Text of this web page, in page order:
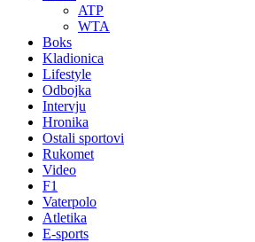
ATP
WTA
Boks
Kladionica
Lifestyle
Odbojka
Intervju
Hronika
Ostali sportovi
Rukomet
Video
F1
Vaterpolo
Atletika
E-sports